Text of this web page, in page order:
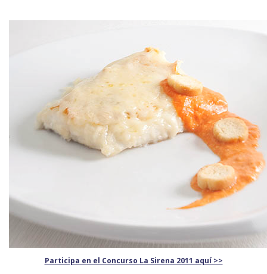
Participa en el Concurso La Sirena 2011 aquí >>